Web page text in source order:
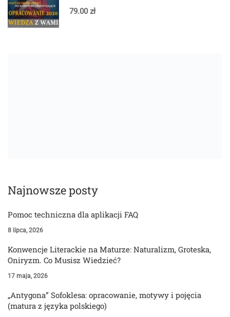
79.00 zł
Najnowsze posty
Pomoc techniczna dla aplikacji FAQ
8 lipca, 2026
Konwencje Literackie na Maturze: Naturalizm, Groteska,
Oniryzm. Co Musisz Wiedzieć?
17 maja, 2026
„Antygona” Sofoklesa: opracowanie, motywy i pojęcia
(matura z języka polskiego)